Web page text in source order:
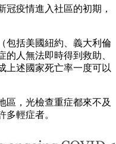
冠疫情進入社區的初期，
包括美國紐約、義大利倫
的人無法即時得到救助、
上述國家死亡率一度可以
區，光檢查重症都來不及
多輕症者。